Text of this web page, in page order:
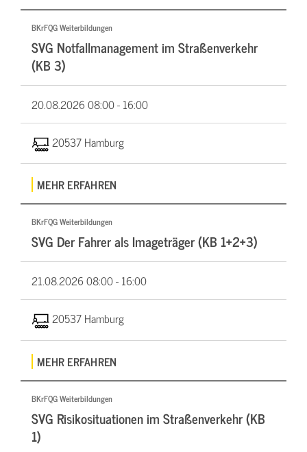
BKrFQG Weiterbildungen
SVG Notfallmanagement im Straßenverkehr
(KB 3)
20.08.202608:00 - 16:00
20537 Hamburg
MEHR ERFAHREN
BKrFQG Weiterbildungen
SVG Der Fahrer als Imageträger (KB 1+2+3)
21.08.202608:00 - 16:00
20537 Hamburg
MEHR ERFAHREN
BKrFQG Weiterbildungen
SVG Risikosituationen im Straßenverkehr (KB
1)